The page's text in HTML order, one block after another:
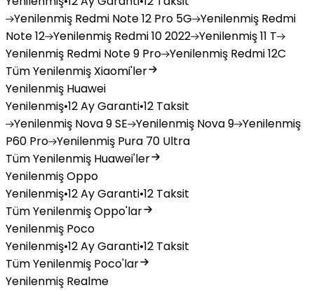
Yenilenmiş Redmi Note 12 Pro 5G Yenilenmiş Redmi
Note 12 Yenilenmiş Redmi 10 2022 Yenilenmiş11 T
Yenilenmiş Redmi Note 9 Pro Yenilenmiş Redmi 12C
Tüm Yenilenmiş Xiaomi'ler
Yenilenmiş Huawei
Yenilenmiş•12 Ay Garanti•12 Taksit
Yenilenmiş Nova 9 SE Yenilenmiş Nova 9 Yenilenmiş
P60 Pro Yenilenmiş Pura 70 Ultra
Tüm Yenilenmiş Huawei'ler
Yenilenmiş Oppo
Yenilenmiş•12 Ay Garanti•12 Taksit
Tüm Yenilenmiş Oppo'lar
Yenilenmiş Poco
Yenilenmiş•12 Ay Garanti•12 Taksit
Tüm Yenilenmiş Poco'lar
Yenilenmiş Realme